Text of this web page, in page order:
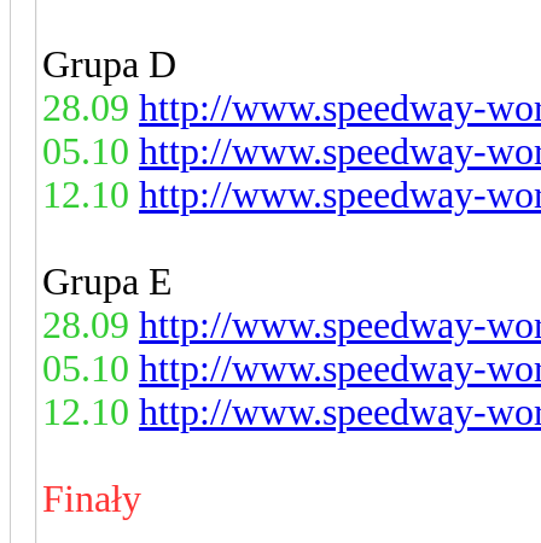
Grupa D
28.09 http://www.speedway-
05.10 http://www.speedway-
12.10 http://www.speedway-
Grupa E
28.09 http://www.speedway-
05.10 http://www.speedway-
12.10 http://www.speedway-
Finały